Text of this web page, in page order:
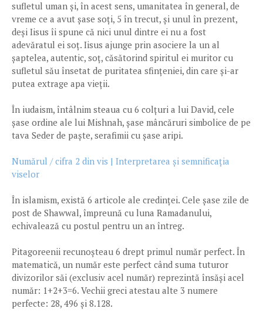
sufletul uman și, în acest sens, umanitatea în general, de
vreme ce a avut șase soți, 5 în trecut, și unul în prezent,
deși Iisus îi spune că nici unul dintre ei nu a fost
adevăratul ei soț. Iisus ajunge prin asociere la un al
șaptelea, autentic, soț, căsătorind spiritul ei muritor cu
sufletul său însetat de puritatea sfințeniei, din care și-ar
putea extrage apa vieții.
În iudaism, întâlnim steaua cu 6 colțuri a lui David, cele
șase ordine ale lui Mishnah, șase mâncăruri simbolice de pe
tava Seder de paște, serafimii cu șase aripi.
Numărul / cifra 2 din vis | Interpretarea și semnificația
viselor
În islamism, există 6 articole ale credinței. Cele șase zile de
post de Shawwal, împreună cu luna Ramadanului,
echivalează cu postul pentru un an întreg.
Pitagoreenii recunoșteau 6 drept primul număr perfect. În
matematică, un număr este perfect când suma tuturor
divizorilor săi (exclusiv acel număr) reprezintă însăși acel
număr: 1+2+3=6. Vechii greci atestau alte 3 numere
perfecte: 28, 496 și 8.128.